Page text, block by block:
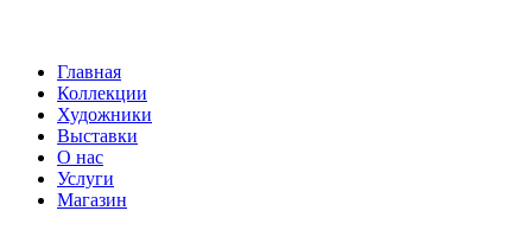
Главная
Коллекции
Художники
Выставки
О нас
Услуги
Магазин